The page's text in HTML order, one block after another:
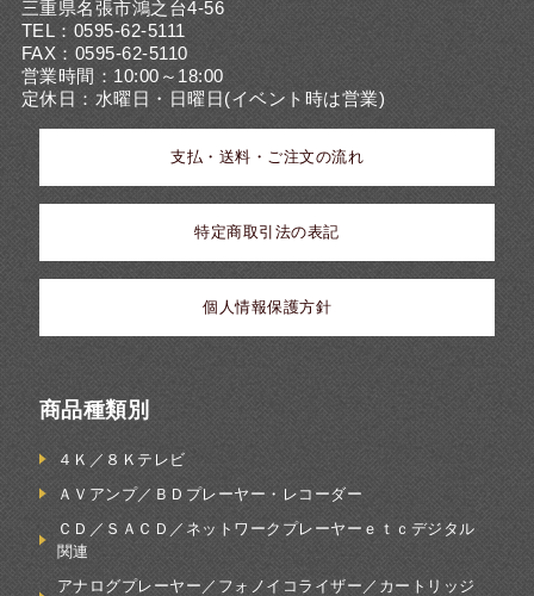
三重県名張市鴻之台4-56
TEL：0595-62-5111
FAX：0595-62-5110
営業時間：10:00～18:00
定休日：水曜日・日曜日(イベント時は営業)
支払・送料・ご注文の流れ
特定商取引法の表記
個人情報保護方針
商品種類別
４Ｋ／８Ｋテレビ
ＡＶアンプ／ＢＤプレーヤー・レコーダー
ＣＤ／ＳＡＣＤ／ネットワークプレーヤーｅｔｃデジタル
関連
アナログプレーヤー／フォノイコライザー／カートリッジ